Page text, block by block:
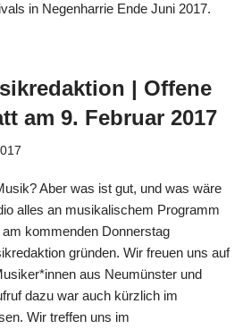
in Negenharrie Ende Juni 2017.
| Offene
am 9. Februar 2017
Aber was ist gut, und was wäre
alles an musikalischem Programm
kommenden Donnerstag
gründen. Wir freuen uns auf
aus Neumünster und
dazu war auch kürzlich im
Wir treffen uns im